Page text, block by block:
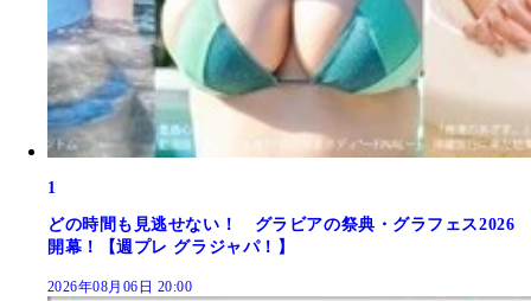
1
どの時間も見逃せない！ グラビアの祭典・グラフェス2026
開幕！【週プレ グラジャパ！】
2026年08月06日 20:00